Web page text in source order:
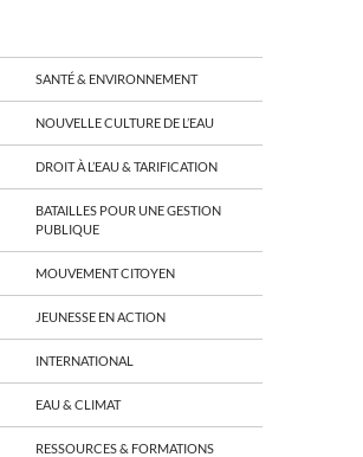
Aller
au
contenu
un réseau qui réunit citoyens et
associations autour de la ressource
territoire français, sur tous les
économique, juridique, de la santé,
culturel…
SANTÉ & ENVIRONNEMENT
NOUVELLE CULTURE DE L’EAU
DROIT À L’EAU & TARIFICATION
BATAILLES POUR UNE GESTION
PUBLIQUE
MOUVEMENT CITOYEN
JEUNESSE EN ACTION
INTERNATIONAL
EAU & CLIMAT
RESSOURCES & FORMATIONS